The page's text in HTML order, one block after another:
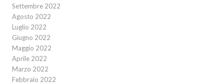
Settembre 2022
Agosto 2022
Luglio 2022
Giugno 2022
Maggio 2022
Aprile 2022
Marzo 2022
Febbraio 2022